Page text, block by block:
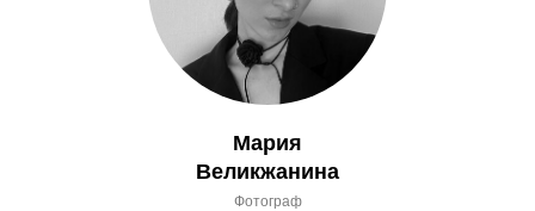
Мария
Великжанина
Фотограф